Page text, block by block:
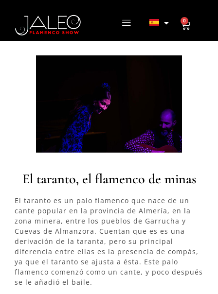
0
El taranto, el flamenco de minas
El taranto es un palo flamenco que nace de un
cante popular en la provincia de Almería, en la
zona minera, entre los pueblos de Garrucha y
Cuevas de Almanzora. Cuentan que es es una
derivación de la taranta, pero su principal
diferencia entre ellas es la presencia de compás,
ya que el taranto se ajusta a ésta. Este palo
flamenco comenzó como un cante, y poco después
se le añadió el baile.